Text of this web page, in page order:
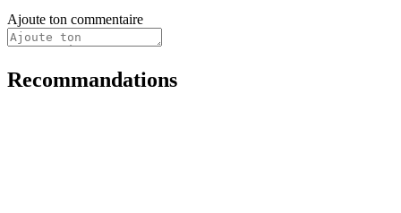
Ajoute ton commentaire
Recommandations